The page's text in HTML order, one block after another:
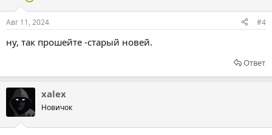
Авг 11, 2024 #4
ну, так прошейте -старый новей.
Ответ
xalex
Новичок